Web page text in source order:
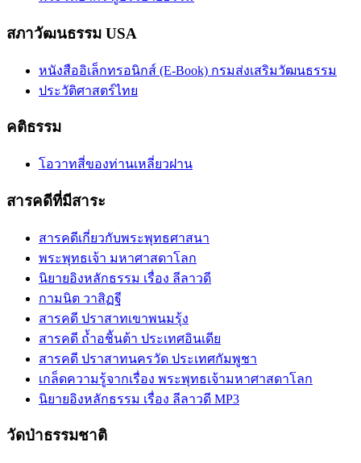
สภาวัฒนธรรม USA
หนังสืออิเล็กทรอนิกส์ (E-Book) กรมส่งเสริมวัฒนธรรม
ประวัติศาสตร์ไทย
คติธรรม
โอวาทสี่ของท่านเหลี่ยวฝาน
สารคดีที่มีสาระ
สารคดีเกี่ยวกับพระพุทธศาสนา
พระพุทธเจ้า มหาศาสดาโลก
นิยายอิงหลักธรรม เรื่อง ลีลาวดี
กามนิต วาสิฏฐี
สารคดี ปราสาทเขาพนมรุ้ง
สารคดี ถ้ำอชิันต้า ประเทศอินเดีย
สารคดี ปราสาทนครวัด ประเทศกัมพูชา
เกล็ดความรู้จากเรื่อง พระพุทธเจ้ามหาศาสดาโลก
นิยายอิงหลักธรรม เรื่อง ลีลาวดี MP3
วัดป่าธรรมชาติ